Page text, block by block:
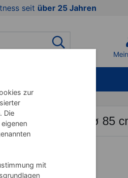
seit über 25 Jahren
Hoop Reifen, ø 85
zur
Die
mit